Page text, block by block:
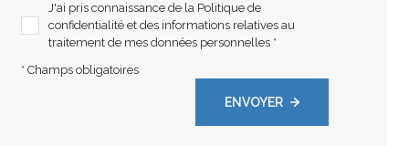
J'ai pris connaissance de la Politique de
confidentialité et des informations relatives au
traitement de mes données personnelles *
* Champs obligatoires
ENVOYER